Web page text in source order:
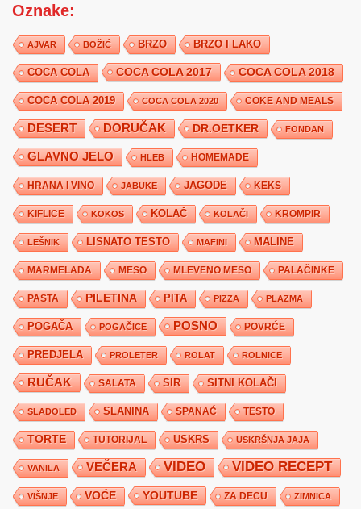
Oznake:
AJVAR BOŽIĆ BRZO BRZO I LAKO
COCA COLA COCA COLA 2017 COCA COLA 2018
COCA COLA 2019 COCA COLA 2020 COKE AND MEALS
DESERT DORUČAK DR.OETKER FONDAN
GLAVNO JELO HLEB HOMEMADE
HRANA I VINO JABUKE JAGODE KEKS
KIFLICE KOKOS KOLAČ KOLAČI KROMPIR
LEŠNIK LISNATO TESTO MAFINI MALINE
MARMELADA MESO MLEVENO MESO PALAČINKE
PASTA PILETINA PITA PIZZA PLAZMA
POGAČA POGAČICE POSNO POVRĆE
PREDJELA PROLETER ROLAT ROLNICE
RUČAK SALATA SIR SITNI KOLAČI
SLADOLED SLANINA SPANAĆ TESTO
TORTE TUTORIJAL USKRS USKRŠNJA JAJA
VANILA VEČERA VIDEO VIDEO RECEPT
VIŠNJE VOĆE YOUTUBE ZA DECU ZIMNICA